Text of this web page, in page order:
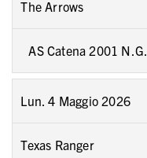
The Arrows
AS Catena 2001 N.G.
Lun. 4 Maggio 2026
Texas Ranger